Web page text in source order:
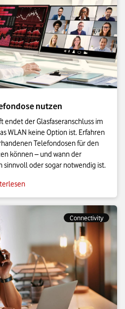
nutzen
endet der Glasfaseranschluss im
WLAN keine Option ist. Erfahren
Telefondosen für den
können – und wann der
sinnvoll oder sogar notwendig ist.
Connectivity